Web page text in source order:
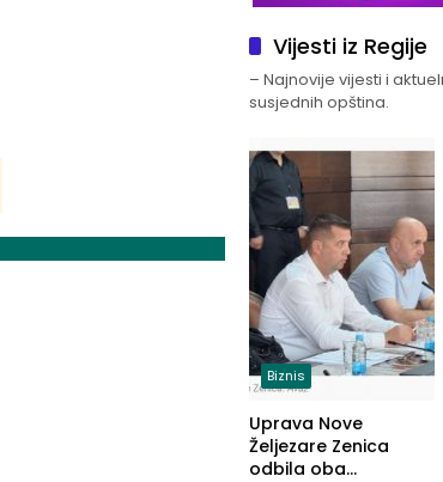
Vijesti iz Regije
– Najnovije vijesti i
susjednih opština.
Biznis
Uprava Nove
Željezare Zenica
odbila oba